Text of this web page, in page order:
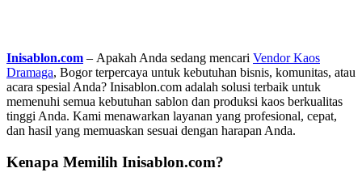
Inisablon.com – Apakah Anda sedang mencari Vendor Kaos
Dramaga, Bogor terpercaya untuk kebutuhan bisnis, komunitas, atau
acara spesial Anda? Inisablon.com adalah solusi terbaik untuk
memenuhi semua kebutuhan sablon dan produksi kaos berkualitas
tinggi Anda. Kami menawarkan layanan yang profesional, cepat,
dan hasil yang memuaskan sesuai dengan harapan Anda.
Kenapa Memilih Inisablon.com?